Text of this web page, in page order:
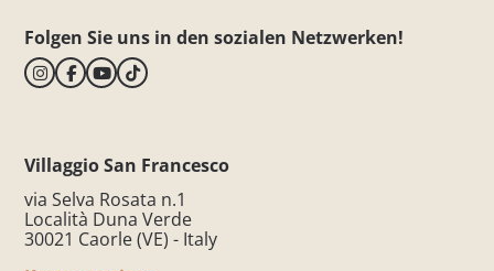
Folgen Sie uns in den sozialen Netzwerken!
Villaggio San Francesco
via Selva Rosata n.1
Località Duna Verde
30021 Caorle (VE) - Italy